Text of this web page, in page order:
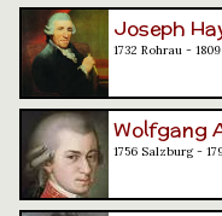
Joseph
1732 Rohrau -
Wolfgang
1756 Salzburg -